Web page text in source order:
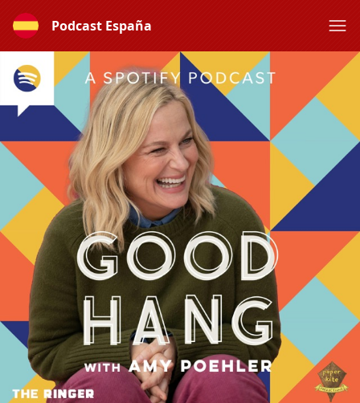
Podcast España